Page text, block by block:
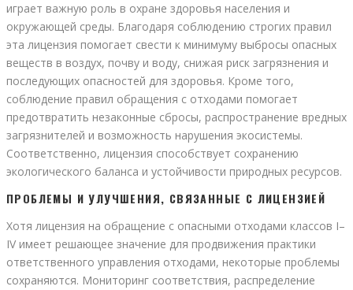
играет важную роль в охране здоровья населения и
окружающей среды. Благодаря соблюдению строгих правил
эта лицензия помогает свести к минимуму выбросы опасных
веществ в воздух, почву и воду, снижая риск загрязнения и
последующих опасностей для здоровья. Кроме того,
соблюдение правил обращения с отходами помогает
предотвратить незаконные сбросы, распространение вредных
загрязнителей и возможность нарушения экосистемы.
Соответственно, лицензия способствует сохранению
экологического баланса и устойчивости природных ресурсов.
ПРОБЛЕМЫ И УЛУЧШЕНИЯ, СВЯЗАННЫЕ С ЛИЦЕНЗИЕЙ
Хотя лицензия на обращение с опасными отходами классов I–
IV имеет решающее значение для продвижения практики
ответственного управления отходами, некоторые проблемы
сохраняются. Мониторинг соответствия, распределение